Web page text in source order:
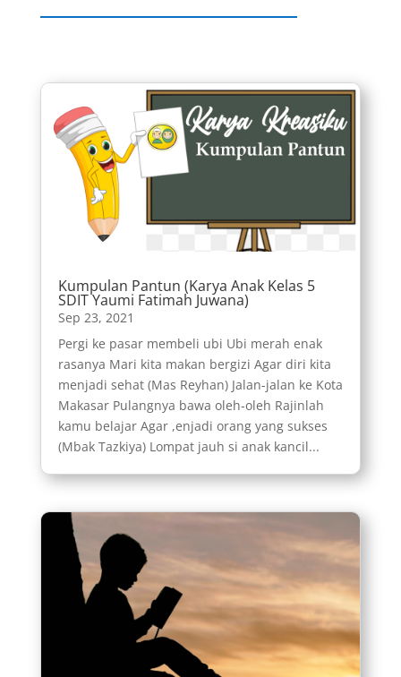
Kumpulan Pantun (Karya Anak Kelas 5
SDIT Yaumi Fatimah Juwana)
Sep 23, 2021
Pergi ke pasar membeli ubi Ubi merah enak
rasanya Mari kita makan bergizi Agar diri kita
menjadi sehat (Mas Reyhan) Jalan-jalan ke Kota
Makasar Pulangnya bawa oleh-oleh Rajinlah
kamu belajar Agar ,enjadi orang yang sukses
(Mbak Tazkiya) Lompat jauh si anak kancil...